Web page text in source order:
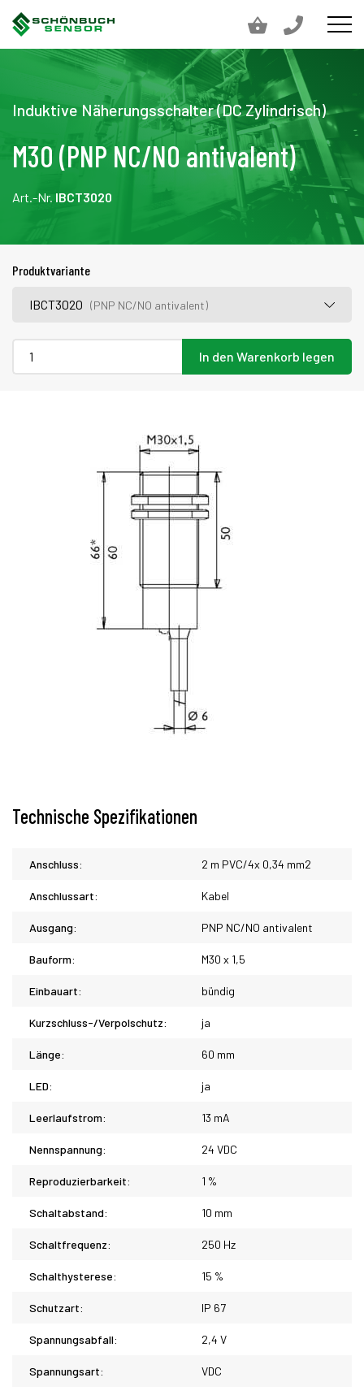
Induktive Näherungsschalter (DC Zylindrisch)
M30 (PNP NC/NO antivalent)
Art.-Nr. IBCT3020
Produktvariante
IBCT3020(PNP NC/NO antivalent)
In den Warenkorb legen
Technische Spezifikationen
Anschluss: 2 m PVC/4x 0,34 mm2
Anschlussart: Kabel
Ausgang: PNP NC/NO antivalent
Bauform: M30 x 1,5
Einbauart: bündig
Kurzschluss-/Verpolschutz: ja
Länge: 60 mm
LED: ja
Leerlaufstrom: 13 mA
Nennspannung: 24 VDC
Reproduzierbarkeit: 1 %
Schaltabstand: 10 mm
Schaltfrequenz: 250 Hz
Schalthysterese: 15 %
Schutzart: IP 67
Spannungsabfall: 2,4 V
Spannungsart: VDC